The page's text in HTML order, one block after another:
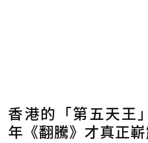
香港的「第五天王
年《翻騰》才真正